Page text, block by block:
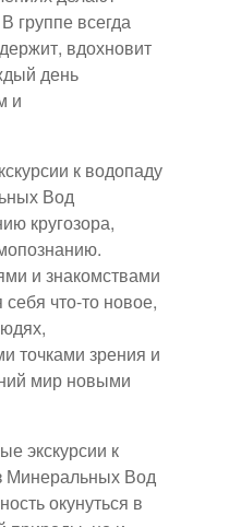
группе всегда
вдохновит
день
и
к водопаду
Вод
кругозора,
и знакомствами
что-то новое,
точками зрения и
мир новыми
экскурсии к
Минеральных Вод
окунуться в